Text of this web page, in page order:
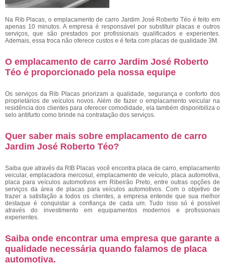
Na Rib Placas, o emplacamento de carro Jardim José Roberto Téo é feito em
apenas 10 minutos. A empresa é responsável por substituir placas e outros
serviços, que são prestados por profissionais qualificados e experientes.
Ademais, essa troca não oferece custos e é feita com placas de qualidade 3M.
O emplacamento de carro Jardim José Roberto
Téo é proporcionado pela nossa equipe
Os serviços da Rib Placas priorizam a qualidade, segurança e conforto dos
proprietários de veículos novos. Além de fazer o emplacamento veicular na
residência dos clientes para oferecer comodidade, ela também disponibiliza o
selo antifurto como brinde na contratação dos serviços.
Quer saber mais sobre emplacamento de carro
Jardim José Roberto Téo?
Saiba que através da RIB Placas você encontra placa de carro, emplacamento
veicular, emplacadora mercosul, emplacamento de veículo, placa automotiva,
placa para veículos automotivos em Ribeirão Preto, entre outras opções de
serviços da área de placas para veículos automotivos. Com o objetivo de
trazer a satisfação a todos os clientes, a empresa entende que sua melhor
destaque é conquistar a confiança de cada um. Tudo isso só é possível
através do investimento em equipamentos modernos e profissionais
experientes.
Saiba onde encontrar uma empresa que garante a
qualidade necessária quando falamos de placa
automotiva.